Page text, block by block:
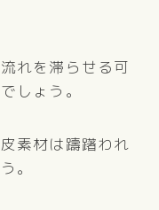
れを滞らせる可
しょう。
素材は躊躇われ
。